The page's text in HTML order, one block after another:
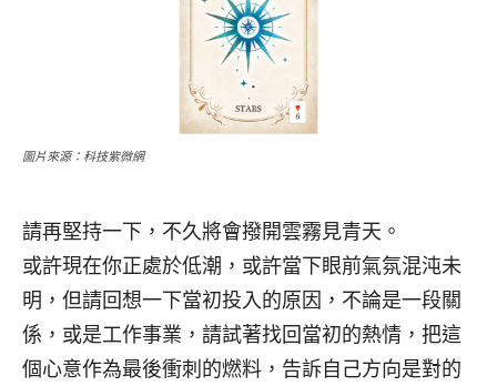
圖片來源：科技紫微網
請再堅持一下，不久將會撥開雲霧見青天。
或許現在你正處於低潮，或許當下眼前氣氛混沌未
明，但請回想一下當初投入的原因，不論是一段關
係，或是工作事業，請試著找回當初的熱情，把這
個心意作為最後衝刺的燃料，告訴自己方向是對的